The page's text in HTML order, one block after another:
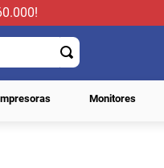
Monitores